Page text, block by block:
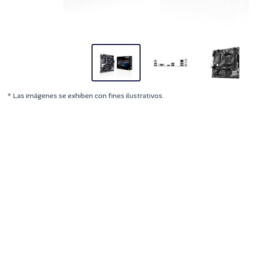
* Las imágenes se exhiben con fines ilustrativos.